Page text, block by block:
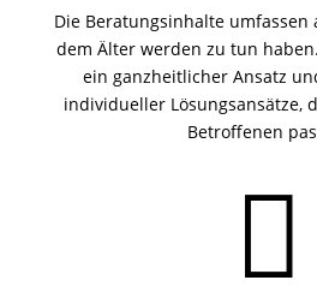
Die Beratungsinhalte umfassen
dem Älter werden zu tun
ein ganzheitlicher Ansatz
individueller Lösungsansätze,
Betroffenen
